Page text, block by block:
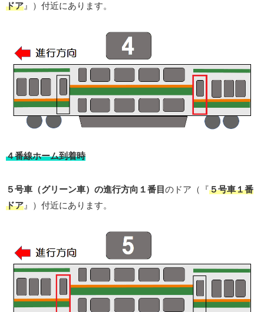
ドア 』）付近にあります。
４番線ホーム到着時
５号車（グリーン車）の進行方向１番目 のドア（『５号車１番
ドア』）付近にあります。